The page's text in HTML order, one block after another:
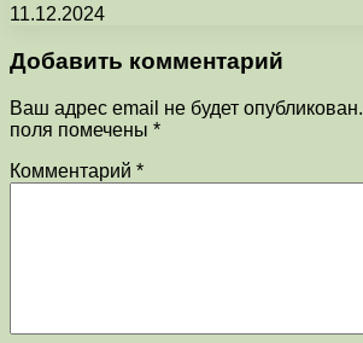
11.12.2024
Добавить комментарий
Ваш адрес email не будет опубликован.
поля помечены *
Комментарий *